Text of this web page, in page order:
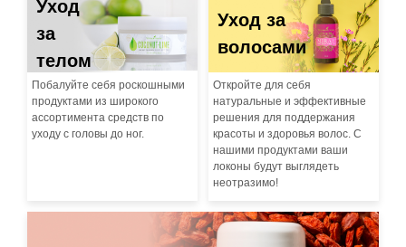
Уход
за
телом
Побалуйте себя роскошными
продуктами из широкого
ассортимента средств по
уходу с головы до ног.
Уход за
волосами
Откройте для себя
натуральные и эффективные
решения для поддержания
красоты и здоровья волос. С
нашими продуктами ваши
локоны будут выглядеть
неотразимо!